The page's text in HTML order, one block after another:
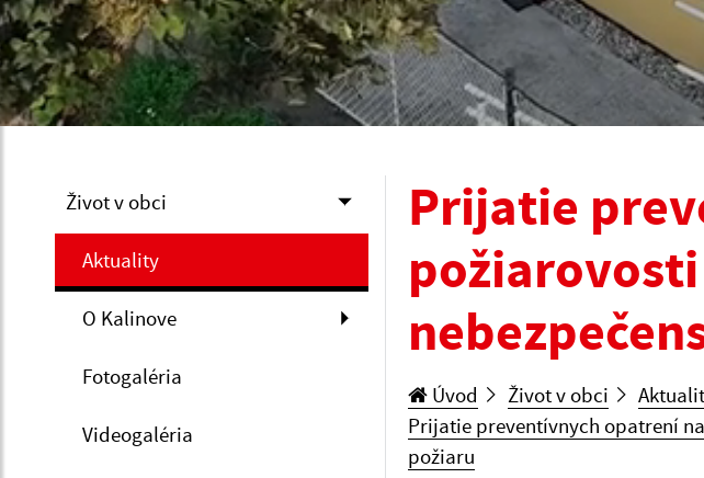
Život v obci
Aktuality
O Kalinove
Fotogaléria
Videogaléria
Prijatie
Úvod Život v obci
Prijatie preventívnych opatrení
požiaru